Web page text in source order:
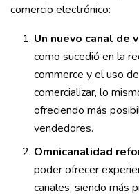
comercio electrónico:
Un nuevo canal de
como sucedió en la
commerce y el uso
comercializar, lo
ofreciendo más
vendedores.
Omnicanalidad
poder ofrecer
canales, siendo más